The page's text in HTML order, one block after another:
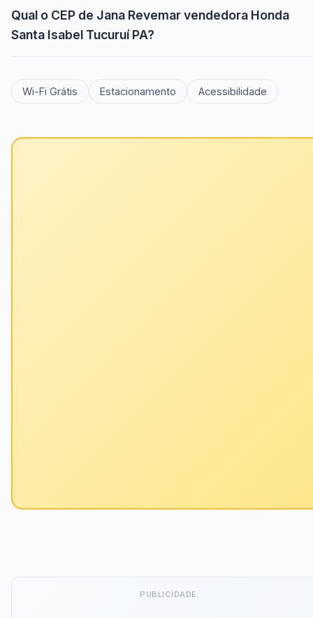
Qual o CEP de Jana Revemar vendedora Honda
Santa Isabel Tucuruí PA?
Wi-Fi Grátis Estacionamento Acessibilidade
PUBLICIDADE